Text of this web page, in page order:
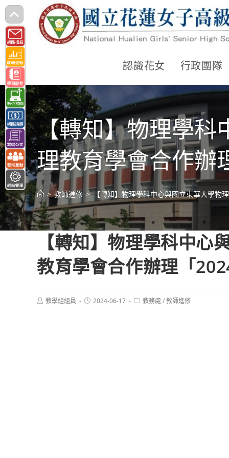
跳
轉
至
主
要
內
容
認識花女 行政團隊
【轉知】物理學
理教育學會合作辦
> 教師進修 > 【轉知】物理學科中心與國立東華大學物
【轉知】物理學科中
教育學會合作辦理「
Post教學組組員
Post2024-06-17
Post教務處 /教師進修